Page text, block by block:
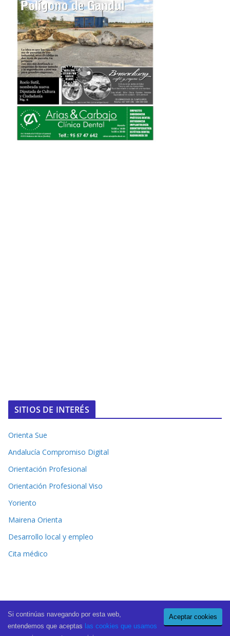
SITIOS DE INTERÉS
Orienta Sue
Andalucía Compromiso Digital
Orientación Profesional
Orientación Profesional Viso
Yoriento
Mairena Orienta
Desarrollo local y empleo
Cita médico
Copyright © 2026El Periódico de Mairena
. All rights reserved.
Theme:
ColorMag Pro by ThemeGrill. Powered by
Aceptar cookies
Si continúas navegando por esta web,
entendemos que aceptas las cookies que usamos